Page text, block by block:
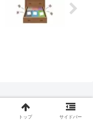
トップ サイドバー